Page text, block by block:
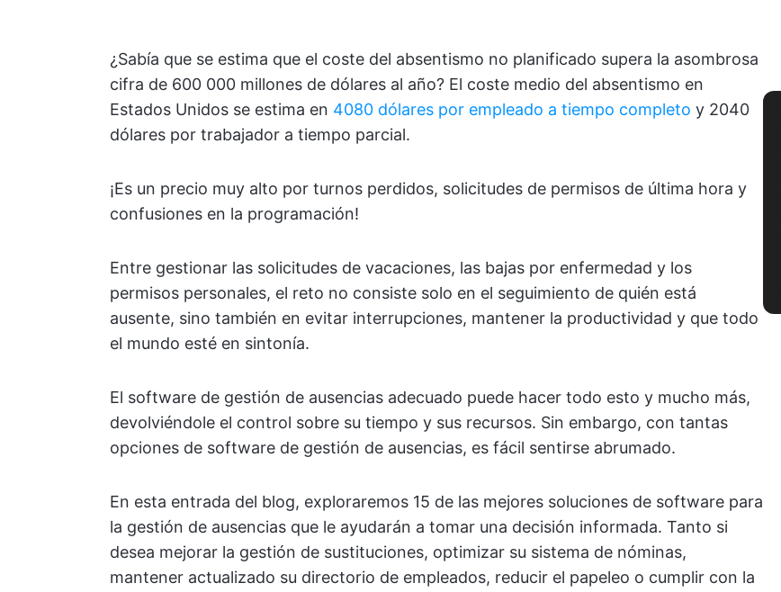
¿Sabía que se estima que el coste del absentismo no planificado supera la asombrosa
cifra de 600 000 millones de dólares al año? El coste medio del absentismo en
Estados Unidos se estima en 4080 dólares por empleado a tiempo completo y 2040
dólares por trabajador a tiempo parcial.
¡Es un precio muy alto por turnos perdidos, solicitudes de permisos de última hora y
confusiones en la programación!
Entre gestionar las solicitudes de vacaciones, las bajas por enfermedad y los
permisos personales, el reto no consiste solo en el seguimiento de quién está
ausente, sino también en evitar interrupciones, mantener la productividad y que todo
el mundo esté en sintonía.
El software de gestión de ausencias adecuado puede hacer todo esto y mucho más,
devolviéndole el control sobre su tiempo y sus recursos. Sin embargo, con tantas
opciones de software de gestión de ausencias, es fácil sentirse abrumado.
En esta entrada del blog, exploraremos 15 de las mejores soluciones de software para
la gestión de ausencias que le ayudarán a tomar una decisión informada. Tanto si
desea mejorar la gestión de sustituciones, optimizar su sistema de nóminas,
mantener actualizado su directorio de empleados, reducir el papeleo o cumplir con la